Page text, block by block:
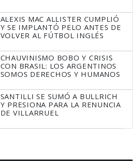
ALEXIS MAC ALLISTER CUMPLIÓ
Y SE IMPLANTÓ PELO ANTES DE
VOLVER AL FÚTBOL INGLÉS
CHAUVINISMO BOBO Y CRISIS
CON BRASIL: LOS ARGENTINOS
SOMOS DERECHOS Y HUMANOS
SANTILLI SE SUMÓ A BULLRICH
Y PRESIONA PARA LA RENUNCIA
DE VILLARRUEL